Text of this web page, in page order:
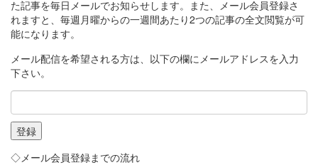
た記事を毎日メールでお知らせします。また、メール会員登録さ
れますと、毎週月曜からの一週間あたり2つの記事の全文閲覧が可
能になります。
メール配信を希望される方は、以下の欄にメールアドレスを入力
下さい。
◇メール会員登録までの流れ